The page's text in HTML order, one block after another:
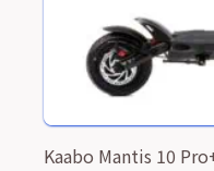
Kaabo Mantis 10